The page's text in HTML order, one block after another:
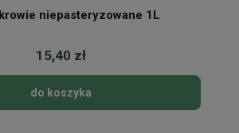
niepasteryzowane 1L
15,40 zł
do koszyka